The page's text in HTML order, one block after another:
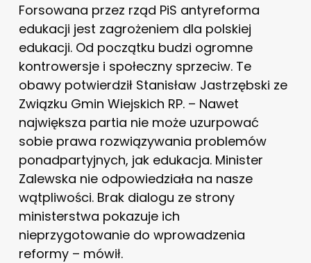
Forsowana przez rząd PiS antyreforma
edukacji jest zagrożeniem dla polskiej
edukacji. Od początku budzi ogromne
kontrowersje i społeczny sprzeciw. Te
obawy potwierdził Stanisław Jastrzębski ze
Związku Gmin Wiejskich RP. – Nawet
największa partia nie może uzurpować
sobie prawa rozwiązywania problemów
ponadpartyjnych, jak edukacja. Minister
Zalewska nie odpowiedziała na nasze
wątpliwości. Brak dialogu ze strony
ministerstwa pokazuje ich
nieprzygotowanie do wprowadzenia
reformy – mówił.